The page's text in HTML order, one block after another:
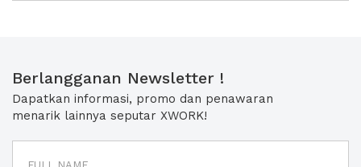
Berlangganan Newsletter !
Dapatkan informasi, promo dan penawaran
menarik lainnya seputar XWORK!